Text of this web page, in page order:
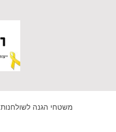
משטחי הגנה לשולחנות